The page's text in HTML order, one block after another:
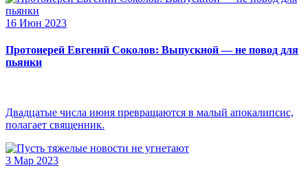
16 Июн 2023
Протоиерей Евгений Соколов: Выпускной — не повод для
пьянки
Двадцатые числа июня превращаются в малый апокалипсис,
полагает священник.
3 Мар 2023